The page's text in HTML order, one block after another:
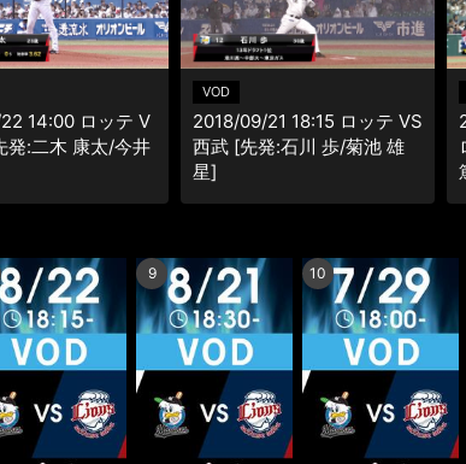
14:00 ロッテ V
発:二木 康太/今井
VOD
2018/09/21 18:15 ロッテ VS
西武 [先発:石川 歩/菊池 雄
星]
9 10